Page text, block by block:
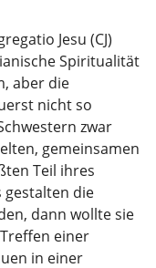
Jesu (CJ)
Spiritualität
aber die
nicht so
zwar
gemeinsamen
Teil ihres
die
dann wollte sie
einer
in einer